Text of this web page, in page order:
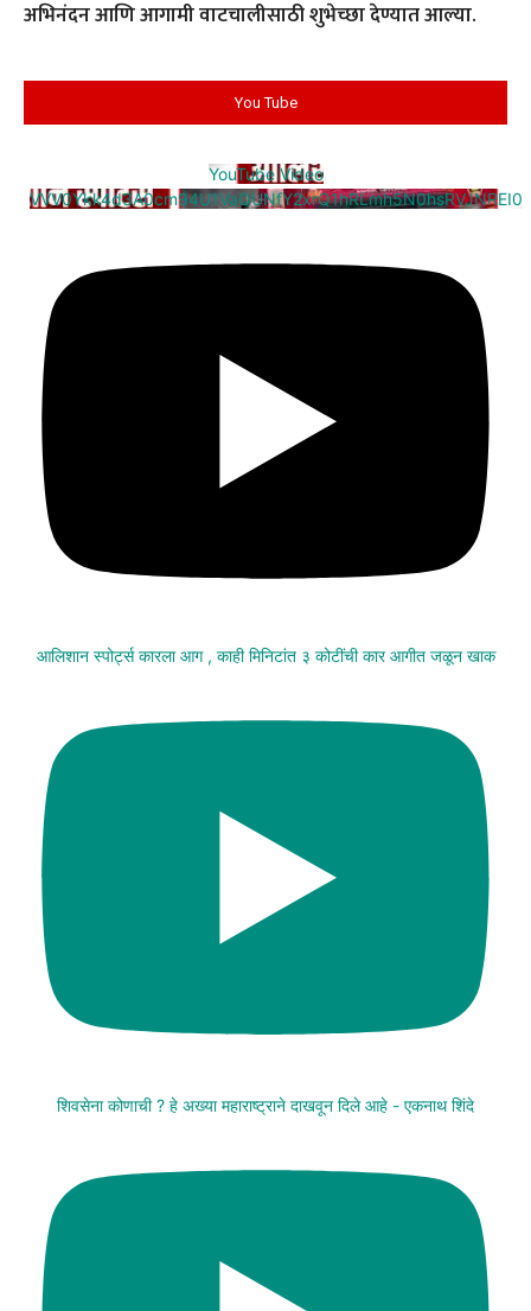
अभिनंदन आणि आगामी वाटचालीसाठी शुभेच्छा देण्यात आल्या.
You Tube
YouTube Video
VVV0Ykk4d3A0cm94U1VaQUNfY2xrQ1hRLmh5N0hsRVJNREI0
आलिशान स्पोर्ट्स कारला आग , काही मिनिटांत ३ कोटींची कार आगीत जळून खाक
शिवसेना कोणाची ? हे अख्या महाराष्ट्राने दाखवून दिले आहे - एकनाथ शिंदे